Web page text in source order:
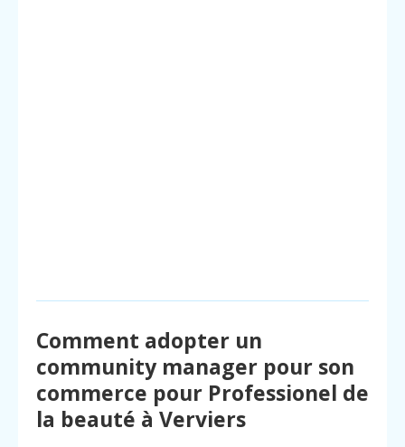
Comment adopter un
community manager pour son
commerce pour Professionel de
la beauté à Verviers